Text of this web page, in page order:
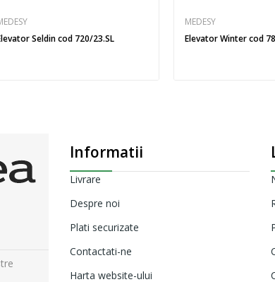
Seldin cod 720/23.SL
MEDESY
Elevator Winter cod
Informatii
Livrare
Despre noi
Plati securizate
Contactati-ne
Harta website-ului